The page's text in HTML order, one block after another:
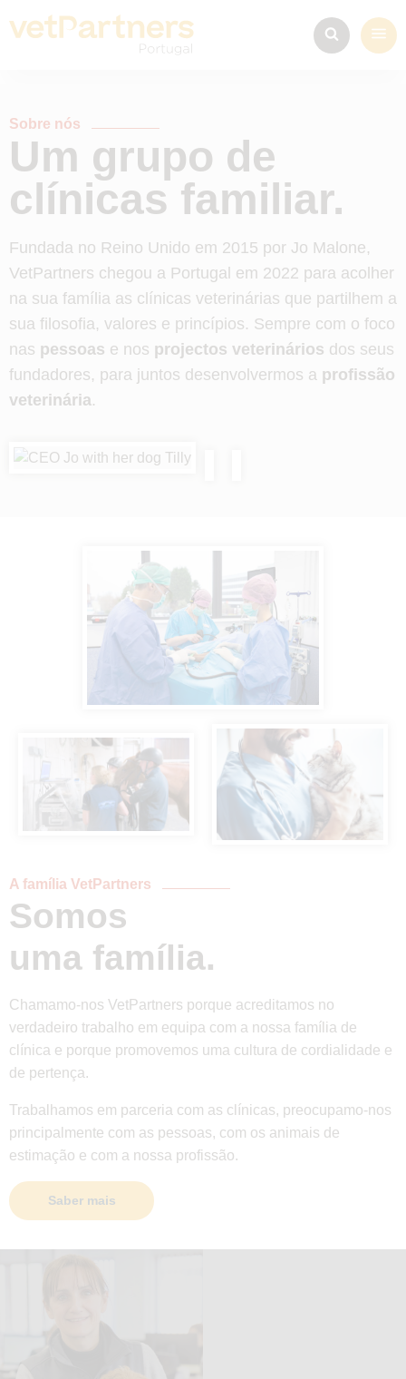
Sobre nós
Um grupo de
clínicas familiar.
Fundada no Reino Unido em 2015 por Jo Malone,
VetPartners chegou a Portugal em 2022 para acolher
na sua família as clínicas veterinárias que partilhem a
sua filosofia, valores e princípios. Sempre com o foco
nas pessoas e nos projectos veterinários dos seus
fundadores, para juntos desenvolvermos a profissão
veterinária.
A família VetPartners
Somos
uma família.
Chamamo-nos VetPartners porque acreditamos no
verdadeiro trabalho em equipa com a nossa família de
clínica e porque promovemos uma cultura de cordialidade e
de pertença.
Trabalhamos em parceria com as clínicas, preocupamo-nos
principalmente com as pessoas, com os animais de
estimação e com a nossa profissão.
Saber mais